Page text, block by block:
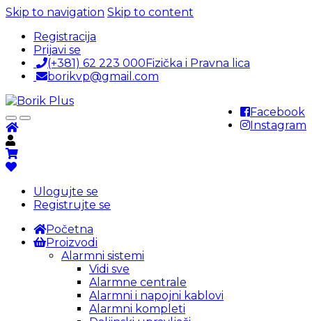
Skip to navigation Skip to content
Registracija
Prijavi se
(+381) 62 223 000Fizička i Pravna lica
borikvp@gmail.com
Facebook
Instagram
Ulogujte se
Registrujte se
Početna
Proizvodi
Alarmni sistemi
Vidi sve
Alarmne centrale
Alarmni i napojni kablovi
Alarmni kompleti